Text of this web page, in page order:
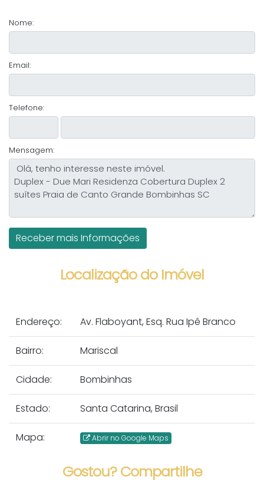
Nome:
Email:
Telefone:
Mensagem:
Localização do Imóvel
Endereço: Av. Flaboyant, Esq. Rua Ipê Branco
Bairro: Mariscal
Cidade: Bombinhas
Estado: Santa Catarina, Brasil
Mapa: Abrir no Google Maps
Gostou? Compartilhe